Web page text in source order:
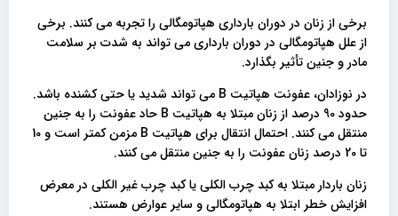
برخی از زنان در دوران بارداری هپاتومگالی را تجربه می کنند. برخی
از علل هپاتومگالی در دوران بارداری می تواند به شدت بر سلامت
مادر و جنین تأثیر بگذارد.
در نوزادان، عفونت هپاتیت B می تواند شدید یا حتی کشنده باشد.
حدود 90 درصد از زنان مبتلا به هپاتیت B حاد عفونت را به جنین
منتقل می کنند. احتمال انتقال برای هپاتیت B مزمن کمتر است و 10
تا 20 درصد زنان عفونت را به جنین منتقل می کنند.
زنان باردار مبتلا به کبد چرب الکلی یا کبد چرب غیر الکلی در معرض
افزایش خطر ابتلا به هپاتومگالی و سایر عوارض هستند.